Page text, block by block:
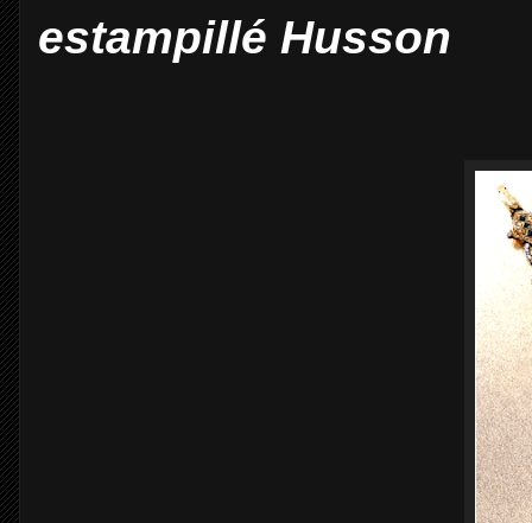
estampillé Husson